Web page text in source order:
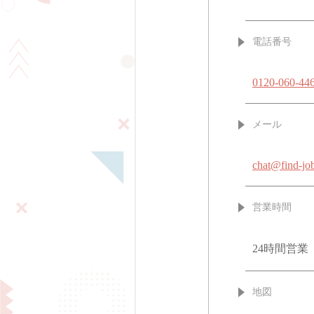
電話番号
0120-060-
メール
chat@find-
営業時間
24時間営業
地図